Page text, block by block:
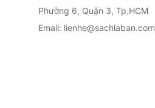
Phường 6, Quận 3, Tp.HCM
Email: lienhe@sachlaban.com